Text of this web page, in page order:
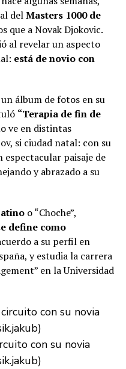
delMasters 1000 de
que a Novak Djokovic.
al revelar un aspecto
está de novio con
álbum de fotos en su
“Terapia de fin de
ve en distintas
si ciudad natal: con su
paisaje de
y abrazado a su
o “Choche”,
define como
a su perfil en
y estudia la carrera
en la Universidad
con su novia